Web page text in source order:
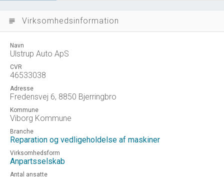
subject Virksomhedsinformation
Navn
Ulstrup Auto ApS
CVR
46533038
Adresse
Fredensvej 6, 8850 Bjerringbro
Kommune
Viborg Kommune
Branche
Reparation og vedligeholdelse af maskiner
Virksomhedsform
Anpartsselskab
Antal ansatte